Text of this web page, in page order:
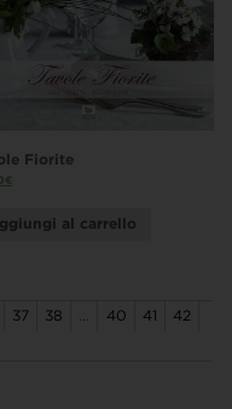
Fiorite
€
al carrello
37 38 … 40 41
42